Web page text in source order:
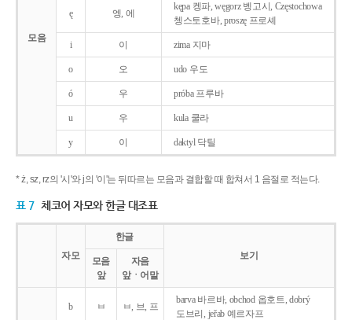
모음
ę 엥, 에
kępa 켕파, węgorz 벵고시, Częstochowa
쳉스토호바, proszę 프로셰
i 이 zima 지마
o 오 udo 우도
ó 우 próba 프루바
u 우 kula 쿨라
y 이 daktyl 닥틸
* ż, sz, rz의 '시'와 j의 '이'는 뒤따르는 모음과 결합할 때 합쳐서 1 음절로 적는다.
표 7 체코어 자모와 한글 대조표
자모
한글
보기
모음
앞
자음
앞ㆍ어말
b ㅂ ㅂ, 브, 프
barva 바르바, obchod 옵호트, dobrý
도브리, jeřab 예르자프